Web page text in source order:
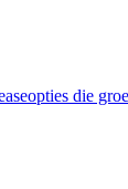
die